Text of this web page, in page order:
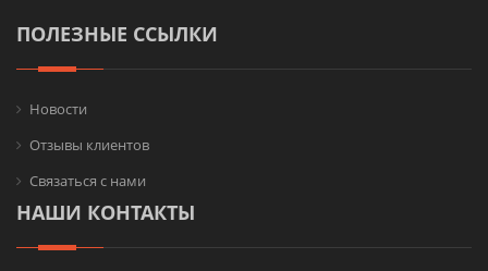
ПОЛЕЗНЫЕ ССЫЛКИ
Новости
Отзывы клиентов
Связаться с нами
НАШИ КОНТАКТЫ